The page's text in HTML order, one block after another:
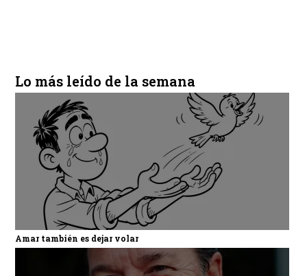
Lo más leído de la semana
Amar también es dejar volar